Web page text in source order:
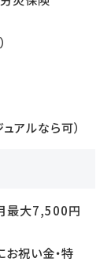
アルなら可）
最大7,500円
祝い金・特